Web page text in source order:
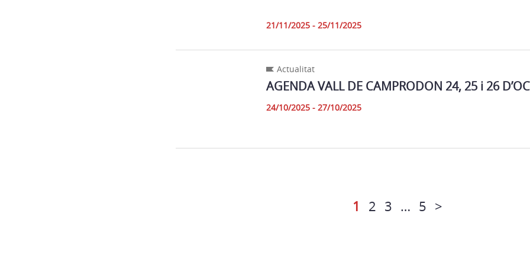
21/11/2025 - 25/11/2025
Actualitat
AGENDA VALL DE CAMPRODON 24, 25 i 26
24/10/2025 - 27/10/2025
1 2 3 … 5 >